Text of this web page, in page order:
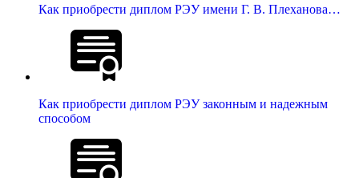
Как приобрести диплом РЭУ имени Г. В. Плеханова…
Как приобрести диплом РЭУ законным и надежным
способом